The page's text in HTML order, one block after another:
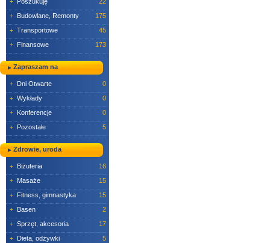
+ Budowlane, Remonty
175
+ Transportowe
45
+ Finansowe 173
Zapraszam na
+ Dni Otwarte
0
+ Wykłady
0
+ Konferencje
0
+ Pozostałe 5
Zdrowie, uroda
+ Biżuteria
16
+ Masaże
15
+ Fitness, gimnastyka
15
+ Basen
2
+ Sprzęt, akcesoria
17
+ Dieta, odżywki
5